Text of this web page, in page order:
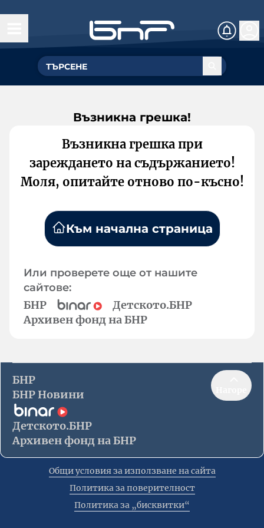
Възникна грешка!
Възникна грешка при
зареждането на съдържанието!
Моля, опитайте отново по-късно!
Към начална страница
Или проверете още от нашите
сайтове:
БНР
Детското.БНР
Архивен фонд на БНР
БНР
БНР Новини
Детското.БНР
Архивен фонд на БНР
Общи условия за използване на сайта
Политика за поверителност
Политика за „бисквитки“